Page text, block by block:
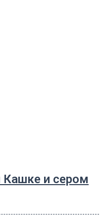
и сером